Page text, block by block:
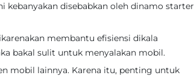
disebabkan oleh dinamo starter
membantu efisiensi dikala
bakal sulit untuk menyalakan mobil.
mobil lainnya. Karena itu, penting untuk